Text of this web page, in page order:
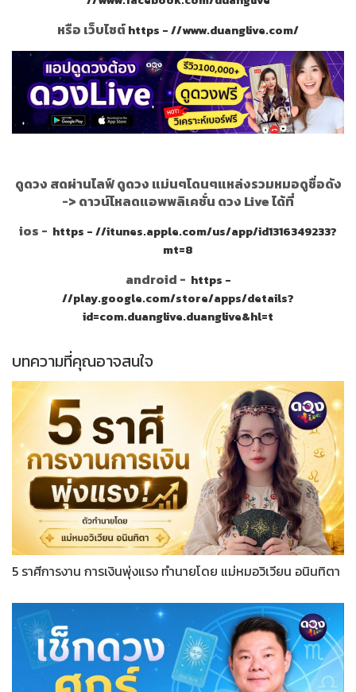
หรือ เว็บไซต์https - //www.duanglive.com/
ดูดวง สดผ่านไลฟ์ ดูดวง แม่นๆโดนๆแหล่งรวมหมอดูชื่อดัง
-> ดาวน์โหลดแอพพลิเคชั่น ดวง Live ได้ที่
ios - https - //itunes.apple.com/us/app/id1316349233?
mt=8
android - https -
//play.google.com/store/apps/details?
id=com.duanglive.duanglive&hl=t
บทความที่คุณอาจสนใจ
5 ราศีการงาน การเงินพุ่งแรง ทำนายโดย แม่หมอวิเวียน อนินทิตา